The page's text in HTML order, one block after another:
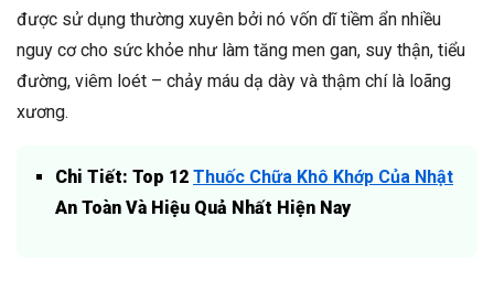
được sử dụng thường xuyên bởi nó vốn dĩ tiềm ẩn nhiều
nguy cơ cho sức khỏe như làm tăng men gan, suy thận, tiểu
đường, viêm loét – chảy máu dạ dày và thậm chí là loãng
xương.
Chi Tiết: Top 12 Thuốc Chữa Khô Khớp Của Nhật
An Toàn Và Hiệu Quả Nhất Hiện Nay